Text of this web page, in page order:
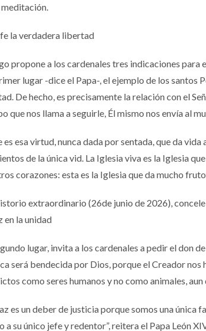
meditación.
fe la verdadera libertad
propone a los cardenales tres indicaciones
lugar -dice el Papa-, el ejemplo de los
De hecho, es precisamente la relación con el
que nos llama a seguirle, Él mismo nos envía al
es esa virtud, nunca dada por sentada, que da
de la única vid. La Iglesia viva es la Iglesia
corazones: esta es la Iglesia que da mucho
extraordinario (26de junio de 2026),
en la unidad
lugar, invita a los cardenales a pedir el don
será bendecida por Dios, porque el Creador
como seres humanos y no como animales,
es un deber de justicia porque somos una única
a su único jefe y redentor”, reitera el Papa León